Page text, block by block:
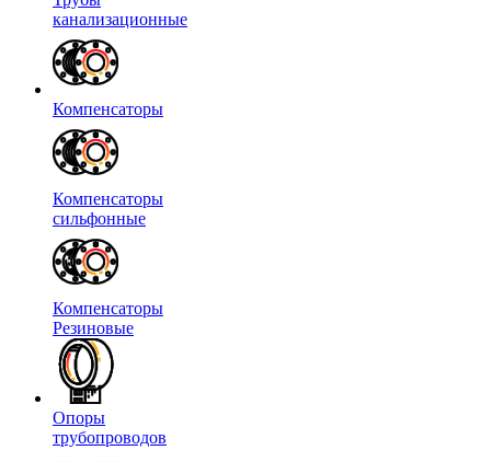
канализационные
Компенсаторы
Компенсаторы
сильфонные
Компенсаторы
Резиновые
Опоры
трубопроводов